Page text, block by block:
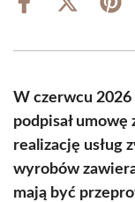
Share
Share
(Twitter)
W czerwcu
podpisał umowę
realizację usług
wyrobów
mają być